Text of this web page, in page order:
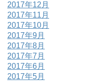
2017年12月
2017年11月
2017年10月
2017年9月
2017年8月
2017年7月
2017年6月
2017年5月